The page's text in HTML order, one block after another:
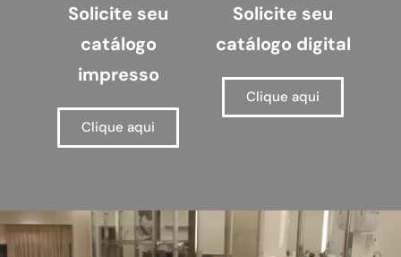
Solicite seu
catálogo
impresso
Clique aqui
Solicite seu
catálogo digital
Clique aqui